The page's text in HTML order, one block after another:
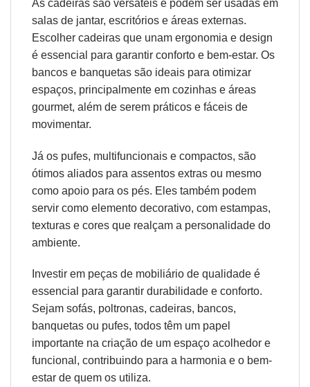
As cadeiras são versáteis e podem ser usadas em
salas de jantar, escritórios e áreas externas.
Escolher cadeiras que unam ergonomia e design
é essencial para garantir conforto e bem-estar. Os
bancos e banquetas são ideais para otimizar
espaços, principalmente em cozinhas e áreas
gourmet, além de serem práticos e fáceis de
movimentar.
Já os pufes, multifuncionais e compactos, são
ótimos aliados para assentos extras ou mesmo
como apoio para os pés. Eles também podem
servir como elemento decorativo, com estampas,
texturas e cores que realçam a personalidade do
ambiente.
Investir em peças de mobiliário de qualidade é
essencial para garantir durabilidade e conforto.
Sejam sofás, poltronas, cadeiras, bancos,
banquetas ou pufes, todos têm um papel
importante na criação de um espaço acolhedor e
funcional, contribuindo para a harmonia e o bem-
estar de quem os utiliza.